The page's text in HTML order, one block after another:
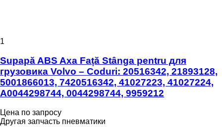
1
Supapă ABS Axa Față Stânga pentru для
грузовика Volvo – Coduri: 20516342, 21893128,
5001866013, 7420516342, 41027223, 41027224,
A0044298744, 0044298744, 9959212
Цена по запросу
Другая запчасть пневматики